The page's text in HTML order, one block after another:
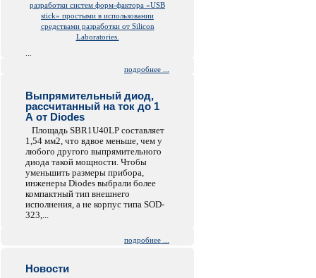
разработки систем форм-фактора «USB
stick» простыми в использовании
средствами разработки от Silicon
Laboratories.
подробнее ...
Выпрямительный диод,
рассчитанный на ток до 1
А от Diodes
Площадь SBR1U40LP составляет
1,54 мм2, что вдвое меньше, чем у
любого другого выпрямительного
диода такой мощности. Чтобы
уменьшить размеры прибора,
инженеры Diodes выбрали более
компактный тип внешнего
исполнения, а не корпус типа SOD-
323,...
подробнее ...
Новости